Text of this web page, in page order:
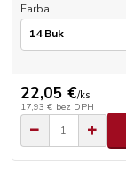
Farba
22,05 €/ks
17,93 € bez DPH